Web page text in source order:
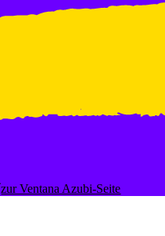
zur Ventana Azubi-Seite